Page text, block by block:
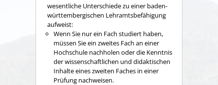
wesentliche Unterschiede zu einer baden-
württembergischen Lehramtsbefähigung
aufweist:
Wenn Sie nur ein Fach studiert haben,
müssen Sie ein zweites Fach an einer
Hochschule nachholen oder die Kenntnis
der wissenschaftlichen und didaktischen
Inhalte eines zweiten Faches in einer
Prüfung nachweisen.